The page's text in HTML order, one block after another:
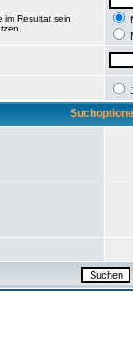
im Resultat sein